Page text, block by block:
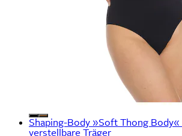
Shaping-Body »Soft Thong Body«
verstellbare Träger